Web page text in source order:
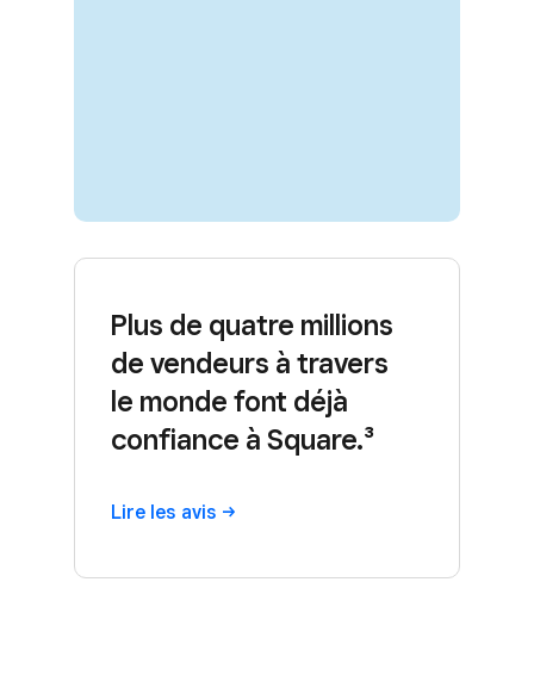
Plus de quatre millions
de vendeurs à travers
le monde font déjà
confiance à Square.³
Lire les avis